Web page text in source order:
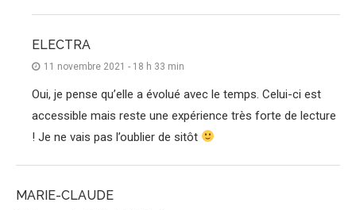
ELECTRA
11 novembre 2021 - 18 h 33 min
Oui, je pense qu’elle a évolué avec le temps. Celui-ci est
accessible mais reste une expérience très forte de lecture
! Je ne vais pas l’oublier de sitôt
MARIE-CLAUDE